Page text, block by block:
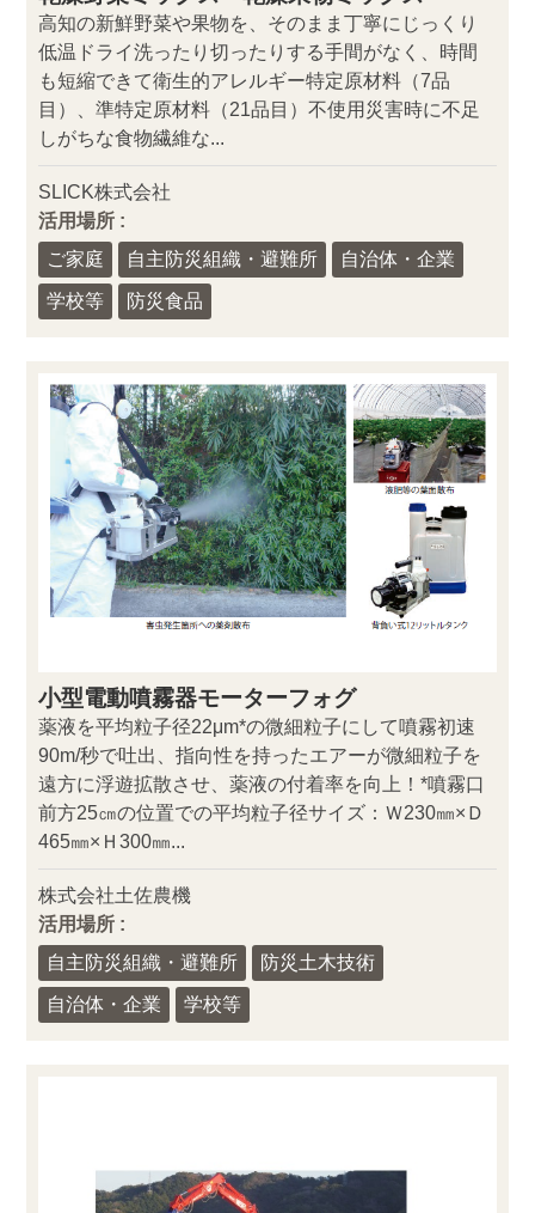
高知の新鮮野菜や果物を、そのまま丁寧にじっくり
低温ドライ洗ったり切ったりする手間がなく、時間
も短縮できて衛生的アレルギー特定原材料（7品
目）、準特定原材料（21品目）不使用災害時に不足
しがちな食物繊維な...
SLICK株式会社
活用場所 :
ご家庭
自主防災組織・避難所 自治体・企業
学校等 防災食品
小型電動噴霧器モーターフォグ
薬液を平均粒子径22μm*の微細粒子にして噴霧初速
90m/秒で吐出、指向性を持ったエアーが微細粒子を
遠方に浮遊拡散させ、薬液の付着率を向上！*噴霧口
前方25㎝の位置での平均粒子径サイズ：Ｗ230㎜×Ｄ
465㎜×Ｈ300㎜...
株式会社土佐農機
活用場所 :
自主防災組織・避難所
防災土木技術
自治体・企業 学校等